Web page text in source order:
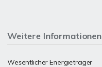
Weitere Informationen
Wesentlicher Energieträger